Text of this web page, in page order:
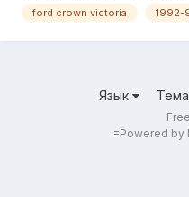
ford crown victoria 1992-
Язык Тема
=Powered by